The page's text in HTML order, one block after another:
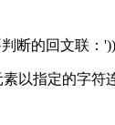
断的回文联：
以指定的字符